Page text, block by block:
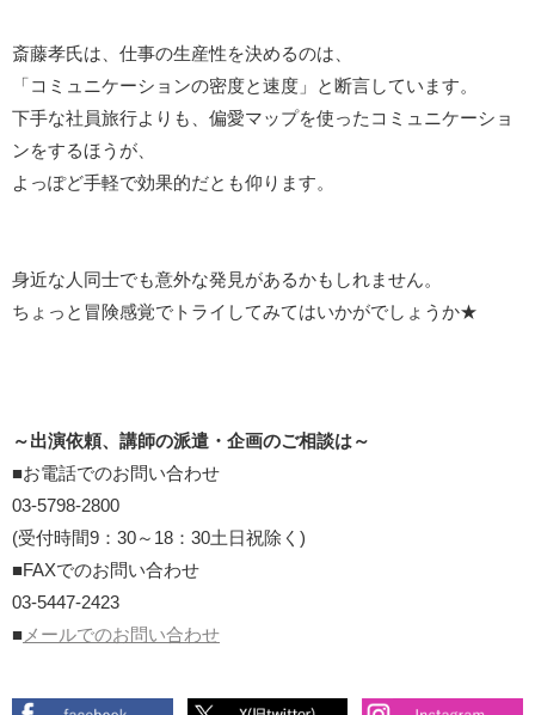
斎藤孝氏は、仕事の生産性を決めるのは、
「コミュニケーションの密度と速度」と断言しています。
下手な社員旅行よりも、偏愛マップを使ったコミュニケーショ
ンをするほうが、
よっぽど手軽で効果的だとも仰ります。
身近な人同士でも意外な発見があるかもしれません。
ちょっと冒険感覚でトライしてみてはいかがでしょうか★
～出演依頼、講師の派遣・企画のご相談は～
■お電話でのお問い合わせ
03-5798-2800
(受付時間9：30～18：30土日祝除く)
■FAXでのお問い合わせ
03-5447-2423
■ メールでのお問い合わせ